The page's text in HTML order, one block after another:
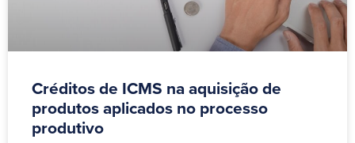
Créditos de ICMS na aquisição de
produtos aplicados no processo
produtivo